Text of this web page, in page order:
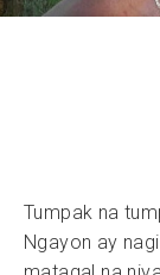
Tumpak na
Ngayon ay